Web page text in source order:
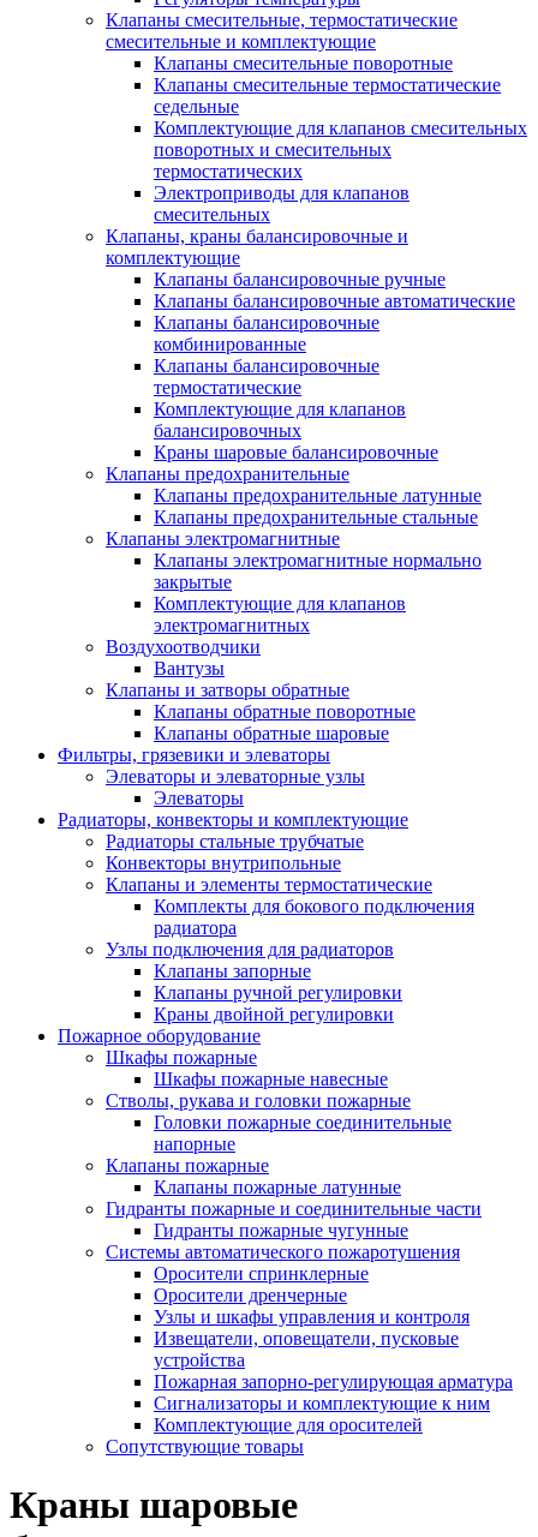
Клапаны смесительные, термостатические
смесительные и комплектующие
Клапаны смесительные поворотные
Клапаны смесительные термостатические
седельные
Комплектующие для клапанов смесительных
поворотных и смесительных
термостатических
Электроприводы для клапанов
смесительных
Клапаны, краны балансировочные и
комплектующие
Клапаны балансировочные ручные
Клапаны балансировочные автоматические
Клапаны балансировочные
комбинированные
Клапаны балансировочные
термостатические
Комплектующие для клапанов
балансировочных
Краны шаровые балансировочные
Клапаны предохранительные
Клапаны предохранительные латунные
Клапаны предохранительные стальные
Клапаны электромагнитные
Клапаны электромагнитные нормально
закрытые
Комплектующие для клапанов
электромагнитных
Воздухоотводчики
Вантузы
Клапаны и затворы обратные
Клапаны обратные поворотные
Клапаны обратные шаровые
Фильтры, грязевики и элеваторы
Элеваторы и элеваторные узлы
Элеваторы
Радиаторы, конвекторы и комплектующие
Радиаторы стальные трубчатые
Конвекторы внутрипольные
Клапаны и элементы термостатические
Комплекты для бокового подключения
радиатора
Узлы подключения для радиаторов
Клапаны запорные
Клапаны ручной регулировки
Краны двойной регулировки
Пожарное оборудование
Шкафы пожарные
Шкафы пожарные навесные
Стволы, рукава и головки пожарные
Головки пожарные соединительные
напорные
Клапаны пожарные
Клапаны пожарные латунные
Гидранты пожарные и соединительные части
Гидранты пожарные чугунные
Системы автоматического пожаротушения
Оросители спринклерные
Оросители дренчерные
Узлы и шкафы управления и контроля
Извещатели, оповещатели, пусковые
устройства
Пожарная запорно-регулирующая арматура
Сигнализаторы и комплектующие к ним
Комплектующие для оросителей
Сопутствующие товары
Краны шаровые